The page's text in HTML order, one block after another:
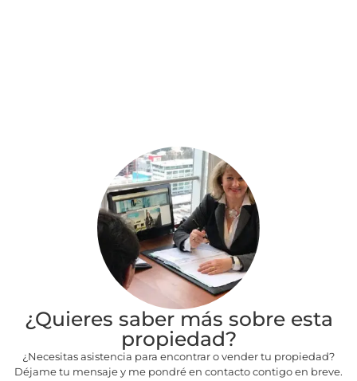
¿Quieres saber más sobre esta
propiedad?
¿Necesitas asistencia para encontrar o vender tu propiedad?
Déjame tu mensaje y me pondré en contacto contigo en breve.